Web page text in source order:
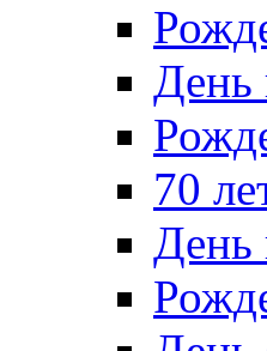
День
70
День